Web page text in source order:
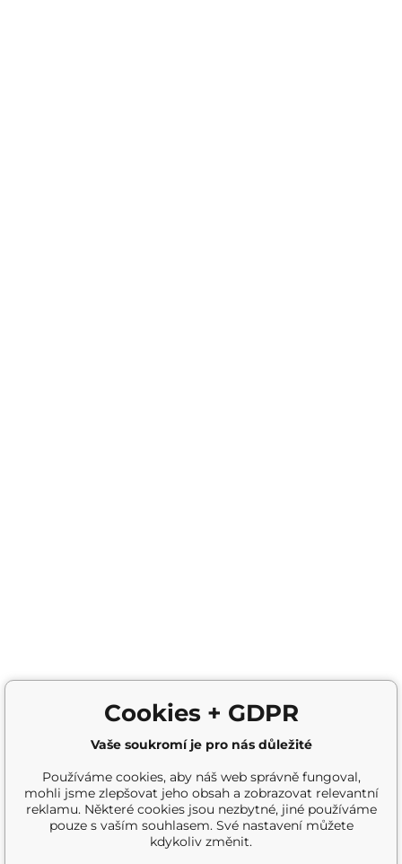
Cookies + GDPR
Vaše soukromí je pro nás důležité
Používáme cookies, aby náš web správně fungoval,
mohli jsme zlepšovat jeho obsah a zobrazovat relevantní
reklamu. Některé cookies jsou nezbytné, jiné používáme
pouze s vaším souhlasem. Své nastavení můžete
kdykoliv změnit.